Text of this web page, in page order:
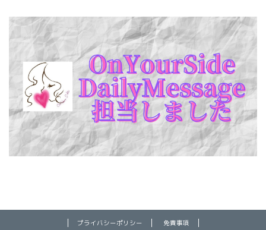
プライバシーポリシー 免責事項